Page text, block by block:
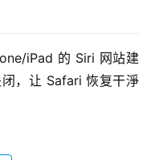
iPad 的 Siri 网站建
，让 Safari 恢复干淨